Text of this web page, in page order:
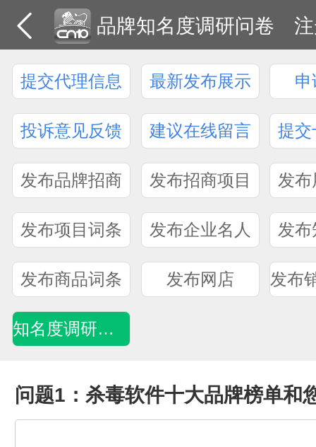
品牌知名度调研问卷
提交代理信息 最新发布展示 申
投诉意见反馈 建议在线留言 提交
发布品牌招商 发布招商项目 发
发布项目词条 发布企业名人 发
发布商品词条 发布网店
知名度调研问卷
问题1：杀毒软件十大品牌榜单和